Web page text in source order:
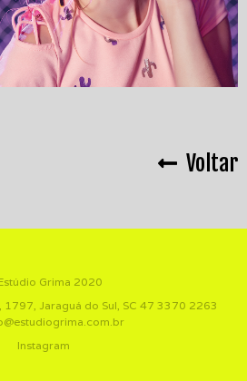
Voltar
Grima 2020
Jaraguá do Sul, SC 47 3370 2263
Instagram